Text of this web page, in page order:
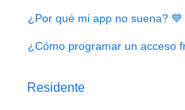
¿Por qué mi app no suena? 💙
¿Cómo programar un acceso
Residente